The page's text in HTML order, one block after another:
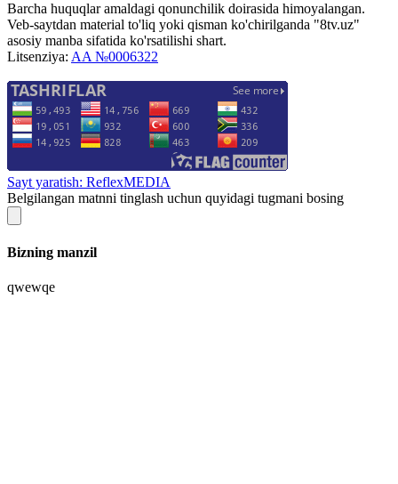
Barcha huquqlar amaldagi qonunchilik doirasida himoyalangan.
Veb-saytdan material to'liq yoki qisman ko'chirilganda "8tv.uz"
asosiy manba sifatida ko'rsatilishi shart.
Litsenziya: AA №0006322
Sayt yaratish: ReflexMEDIA
Belgilangan matnni tinglash uchun quyidagi tugmani bosing
Bizning manzil
qwewqe